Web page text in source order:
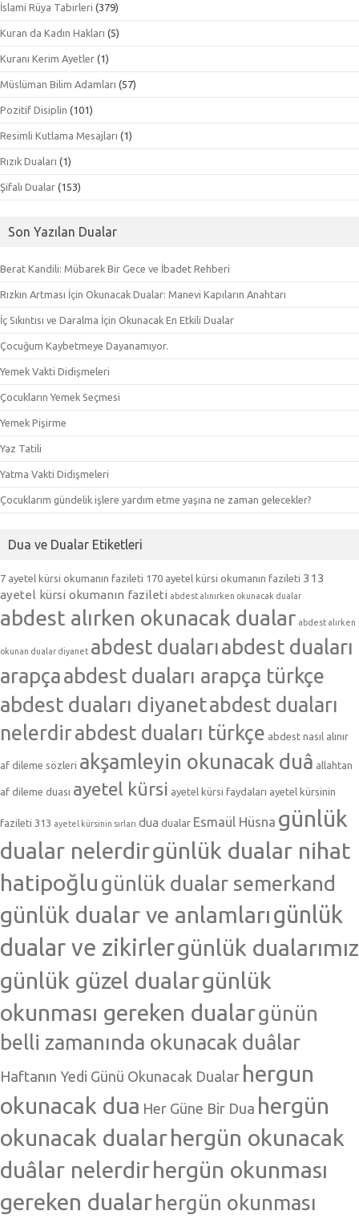
İslami Rüya Tabirleri (379)
Kuran da Kadın Hakları (5)
Kuranı Kerim Ayetler (1)
Müslüman Bilim Adamları (57)
Pozitif Disiplin (101)
Resimli Kutlama Mesajları (1)
Rızık Duaları (1)
Şifalı Dualar (153)
Son Yazılan Dualar
Berat Kandili: Mübarek Bir Gece ve İbadet Rehberi
Rızkın Artması İçin Okunacak Dualar: Manevi Kapıların Anahtarı
İç Sıkıntısı ve Daralma İçin Okunacak En Etkili Dualar
Çocuğum Kaybetmeye Dayanamıyor.
Yemek Vakti Didişmeleri
Çocukların Yemek Seçmesi
Yemek Pişirme
Yaz Tatili
Yatma Vakti Didişmeleri
Çocuklarım gündelik işlere yardım etme yaşına ne zaman gelecekler?
Dua ve Dualar Etiketleri
7 ayetel kürsi okumanın fazileti 170 ayetel kürsi okumanın fazileti 313
ayetel kürsi okumanın fazileti abdest alınırken okunacak dualar
abdest alırken okunacak dualar abdest alırken
okunan dualar diyanet abdest dualarıabdest duaları
arapçaabdest duaları arapça türkçe
abdest duaları diyanetabdest duaları
nelerdirabdest duaları türkçe abdest nasıl alınır
af dileme sözleri akşamleyin okunacak duâ allahtan
af dileme duası ayetel kürsi ayetel kürsi faydaları ayetel kürsinin
fazileti 313 ayetel kürsinin sırları dua dualar Esmaül Hüsna günlük
dualar nelerdirgünlük dualar nihat
hatipoğlu günlük dualar semerkand
günlük dualar ve anlamlarıgünlük
dualar ve zikirlergünlük dualarımız
günlük güzel dualargünlük
okunması gereken dualargünün
belli zamanında okunacak duâlar
Haftanın Yedi Günü Okunacak Dualar hergun
okunacak dua Her Güne Bir Dua hergün
okunacak dualarhergün okunacak
duâlar nelerdirhergün okunması
gereken dualar hergün okunması